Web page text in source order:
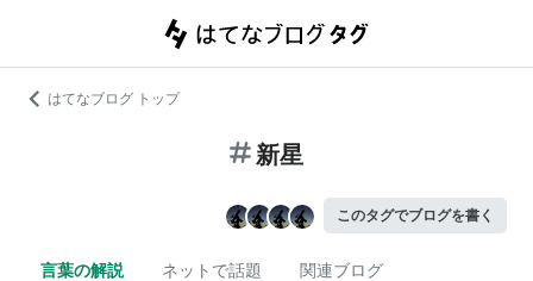
はてなブログ トップ
新星
このタグでブログを書く
言葉の解説 ネットで話題 関連ブログ